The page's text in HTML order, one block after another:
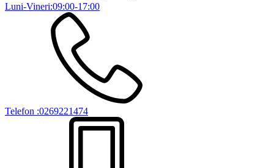
Luni-Vineri:09:00-17:00
Telefon :0269221474